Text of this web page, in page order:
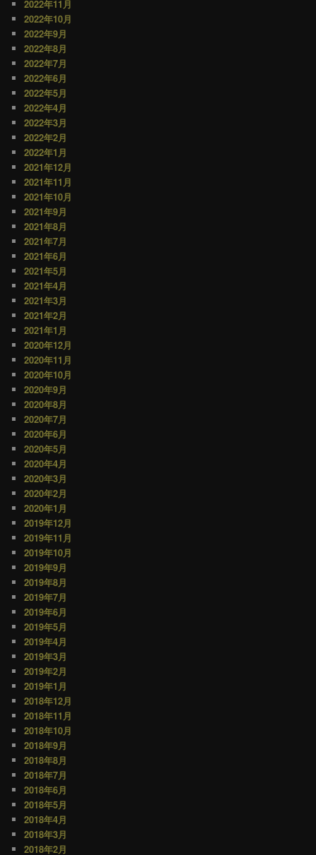
2022年11月
2022年10月
2022年9月
2022年8月
2022年7月
2022年6月
2022年5月
2022年4月
2022年3月
2022年2月
2022年1月
2021年12月
2021年11月
2021年10月
2021年9月
2021年8月
2021年7月
2021年6月
2021年5月
2021年4月
2021年3月
2021年2月
2021年1月
2020年12月
2020年11月
2020年10月
2020年9月
2020年8月
2020年7月
2020年6月
2020年5月
2020年4月
2020年3月
2020年2月
2020年1月
2019年12月
2019年11月
2019年10月
2019年9月
2019年8月
2019年7月
2019年6月
2019年5月
2019年4月
2019年3月
2019年2月
2019年1月
2018年12月
2018年11月
2018年10月
2018年9月
2018年8月
2018年7月
2018年6月
2018年5月
2018年4月
2018年3月
2018年2月